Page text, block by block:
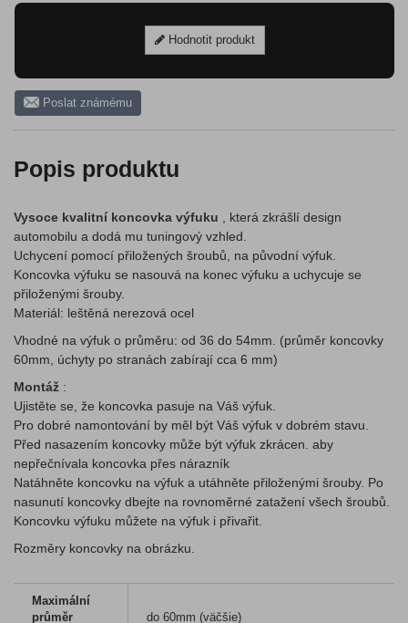
Hodnotit produkt
Poslat známému
Popis produktu
Vysoce kvalitní koncovka výfuku , která zkrášlí design
automobilu a dodá mu tuningový vzhled.
Uchycení pomocí přiložených šroubů, na původní výfuk.
Koncovka výfuku se nasouvá na konec výfuku a uchycuje se
přiloženými šrouby.
Materiál: leštěná nerezová ocel
Vhodné na výfuk o průměru: od 36 do 54mm. (průměr koncovky
60mm, úchyty po stranách zabírají cca 6 mm)
Montáž :
Ujistěte se, že koncovka pasuje na Váš výfuk.
Pro dobré namontování by měl být Váš výfuk v dobrém stavu.
Před nasazením koncovky může být výfuk zkrácen. aby
nepřečnívala koncovka přes nárazník
Natáhněte koncovku na výfuk a utáhněte přiloženými šrouby. Po
nasunutí koncovky dbejte na rovnoměrné zatažení všech šroubů.
Koncovku výfuku můžete na výfuk i přivařit.
Rozměry koncovky na obrázku.
Maximální
průměr
do 60mm (väčšie)